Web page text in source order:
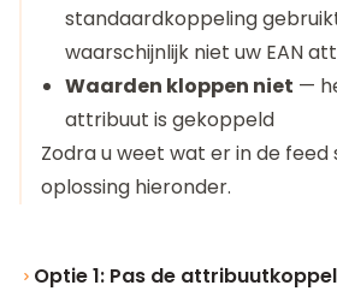
standaardkoppeling
waarschijnlijk niet uw EAN
Waarden kloppen niet —
attribuut is gekoppeld
Zodra u weet wat er in de feed
oplossing hieronder.
Optie 1: Pas de